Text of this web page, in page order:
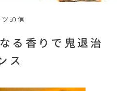
ツ通信
る香りで鬼退治
ス